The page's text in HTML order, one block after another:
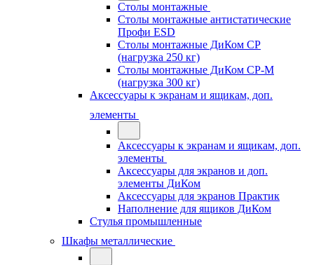
Столы монтажные
Столы монтажные антистатические
Профи ESD
Столы монтажные ДиКом СР
(нагрузка 250 кг)
Столы монтажные ДиКом СР-М
(нагрузка 300 кг)
Аксессуары к экранам и ящикам, доп.
элементы
Аксессуары к экранам и ящикам, доп.
элементы
Аксессуары для экранов и доп.
элементы ДиКом
Аксессуары для экранов Практик
Наполнение для ящиков ДиКом
Стулья промышленные
Шкафы металлические